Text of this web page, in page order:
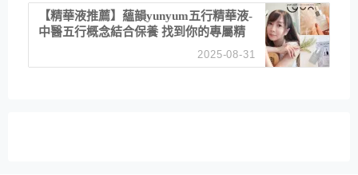
【精華液推薦】蘊韻yunyum五行精華液-
中醫五行概念結合保養 找到你的專屬精
華！ 水㊀土㊀就選「潤・賦精華」維持
2025-08-31